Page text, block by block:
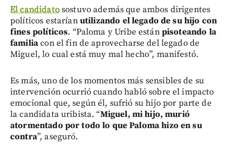
El candidatosostuvo además que ambos dirigentes
políticos estaríanutilizando el legado de su hijo con
fines políticos. “Paloma y Uribe estánpisoteando la
familiacon el fin de aprovecharse del legado de
Miguel, lo cual está muy mal hecho”, manifestó.
Es más, uno de los momentos más sensibles de su
intervención ocurrió cuando habló sobre el impacto
emocional que, según él, sufrió su hijo por parte de
la candidata uribista. “Miguel, mi hijo, murió
atormentado por todo lo que Paloma hizo en su
contra”, aseguró.